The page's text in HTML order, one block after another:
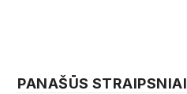
PANAŠŪS STRAIPSNIAI